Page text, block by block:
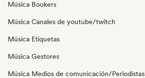
Música Bookers
Música Canales de youtube/twitch
Música Etiquetas
Música Gestores
Música Medios de comunicación/Periodistas